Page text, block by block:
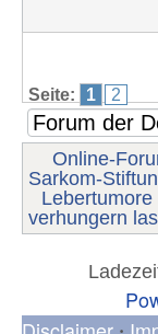
Seite: 1 2
Online-
Sarkom-
verhungern